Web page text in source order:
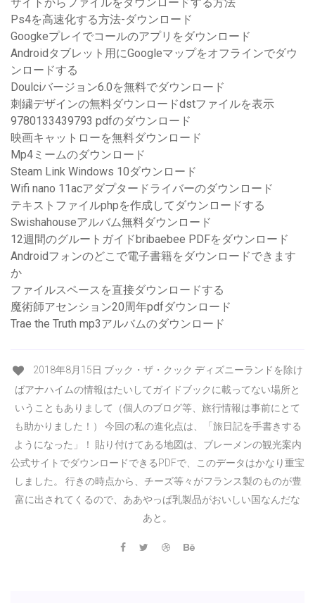
サイトからファイルをダウンロードする方法
Ps4を高速化する方法-ダウンロード
Googkeプレイでコールのアプリをダウンロード
Androidタブレット用にGoogleマップをオフラインでダウ
ンロードする
Doulciバージョン6.0を無料でダウンロード
刺繍デザインの無料ダウンロードdstファイルを表示
9780133439793 pdfのダウンロード
映画キャットローを無料ダウンロード
Mp4ミームのダウンロード
Steam Link Windows 10ダウンロード
Wifi nano 11acアダプタードライバーのダウンロード
テキストファイルphpを作成してダウンロードする
Swishahouseアルバム無料ダウンロード
12週間のグルートガイドbribaebee PDFをダウンロード
Androidフォンのどこで電子書籍をダウンロードできます
か
ファイルスペースを直接ダウンロードする
魔術師アセンション20周年pdfダウンロード
Trae the Truth mp3アルバムのダウンロード
2018年8月15日 ブック・ザ・クック ディズニーランドを除け
ばアナハイムの情報はたいしてガイドブックに載ってない場所と
いうこともありまして（個人のブログ等、旅行情報は事前にとて
も助かりました！） 今回の私の進化点は、「旅日記を手書きする
ようになった」！ 貼り付けてある地図は、ブレーメンの観光案内
公式サイトでダウンロードできるPDFで、このデータはかなり重宝
しました。 行きの時点から、チーズ等々がフランス製のものが豊
富に出されてくるので、ああやっぱ乳製品がおいしい国なんだな
あと。